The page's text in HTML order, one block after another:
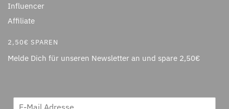
Influencer
Affiliate
2,50€ SPAREN
Melde Dich für unseren Newsletter an und spare 2,50€